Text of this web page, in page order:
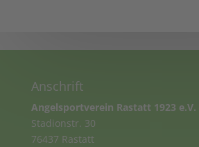
Anschrift
Angelsportverein Rastatt 1923 e.V.
Stadionstr. 30
76437 Rastatt